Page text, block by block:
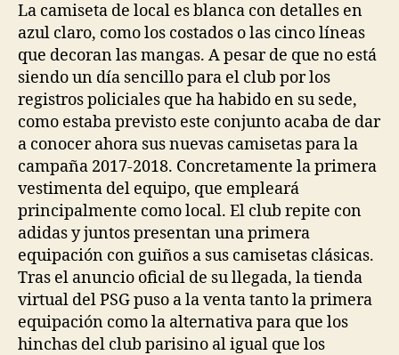
La camiseta de local es blanca con detalles en
azul claro, como los costados o las cinco líneas
que decoran las mangas. A pesar de que no está
siendo un día sencillo para el club por los
registros policiales que ha habido en su sede,
como estaba previsto este conjunto acaba de dar
a conocer ahora sus nuevas camisetas para la
campaña 2017-2018. Concretamente la primera
vestimenta del equipo, que empleará
principalmente como local. El club repite con
adidas y juntos presentan una primera
equipación con guiños a sus camisetas clásicas.
Tras el anuncio oficial de su llegada, la tienda
virtual del PSG puso a la venta tanto la primera
equipación como la alternativa para que los
hinchas del club parisino al igual que los